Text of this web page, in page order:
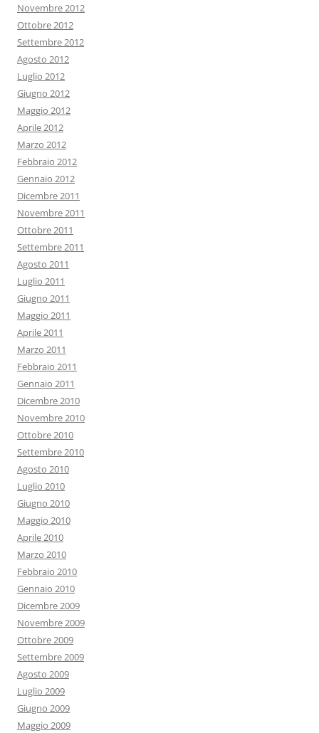
Novembre 2012
Ottobre 2012
Settembre 2012
Agosto 2012
Luglio 2012
Giugno 2012
Maggio 2012
Aprile 2012
Marzo 2012
Febbraio 2012
Gennaio 2012
Dicembre 2011
Novembre 2011
Ottobre 2011
Settembre 2011
Agosto 2011
Luglio 2011
Giugno 2011
Maggio 2011
Aprile 2011
Marzo 2011
Febbraio 2011
Gennaio 2011
Dicembre 2010
Novembre 2010
Ottobre 2010
Settembre 2010
Agosto 2010
Luglio 2010
Giugno 2010
Maggio 2010
Aprile 2010
Marzo 2010
Febbraio 2010
Gennaio 2010
Dicembre 2009
Novembre 2009
Ottobre 2009
Settembre 2009
Agosto 2009
Luglio 2009
Giugno 2009
Maggio 2009